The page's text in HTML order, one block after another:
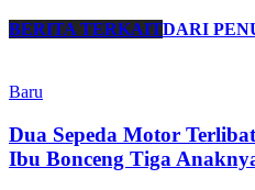
BERITA TERKAITDARI
Baru
Dua Sepeda Motor
Ibu Bonceng Tiga